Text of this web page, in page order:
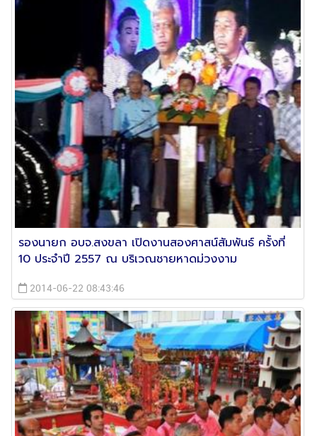
รองนายก อบจ.สงขลา เปิดงานสองศาสน์สัมพันธ์ ครั้งที่
10 ประจำปี 2557 ณ บริเวณชายหาดม่วงงาม
2014-06-22 08:43:46